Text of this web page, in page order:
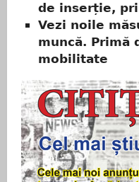
de inserție,
Vezi noile
muncă. Primă
mobilitate